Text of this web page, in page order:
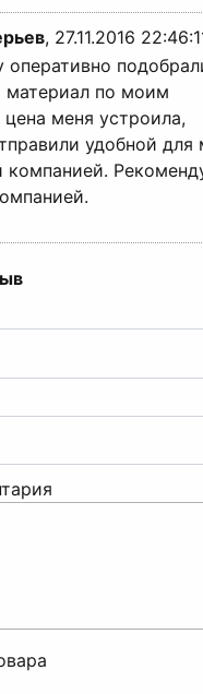
, 27.11.2016
оперативно
по моим
меня устроила,
удобной для
компанией.